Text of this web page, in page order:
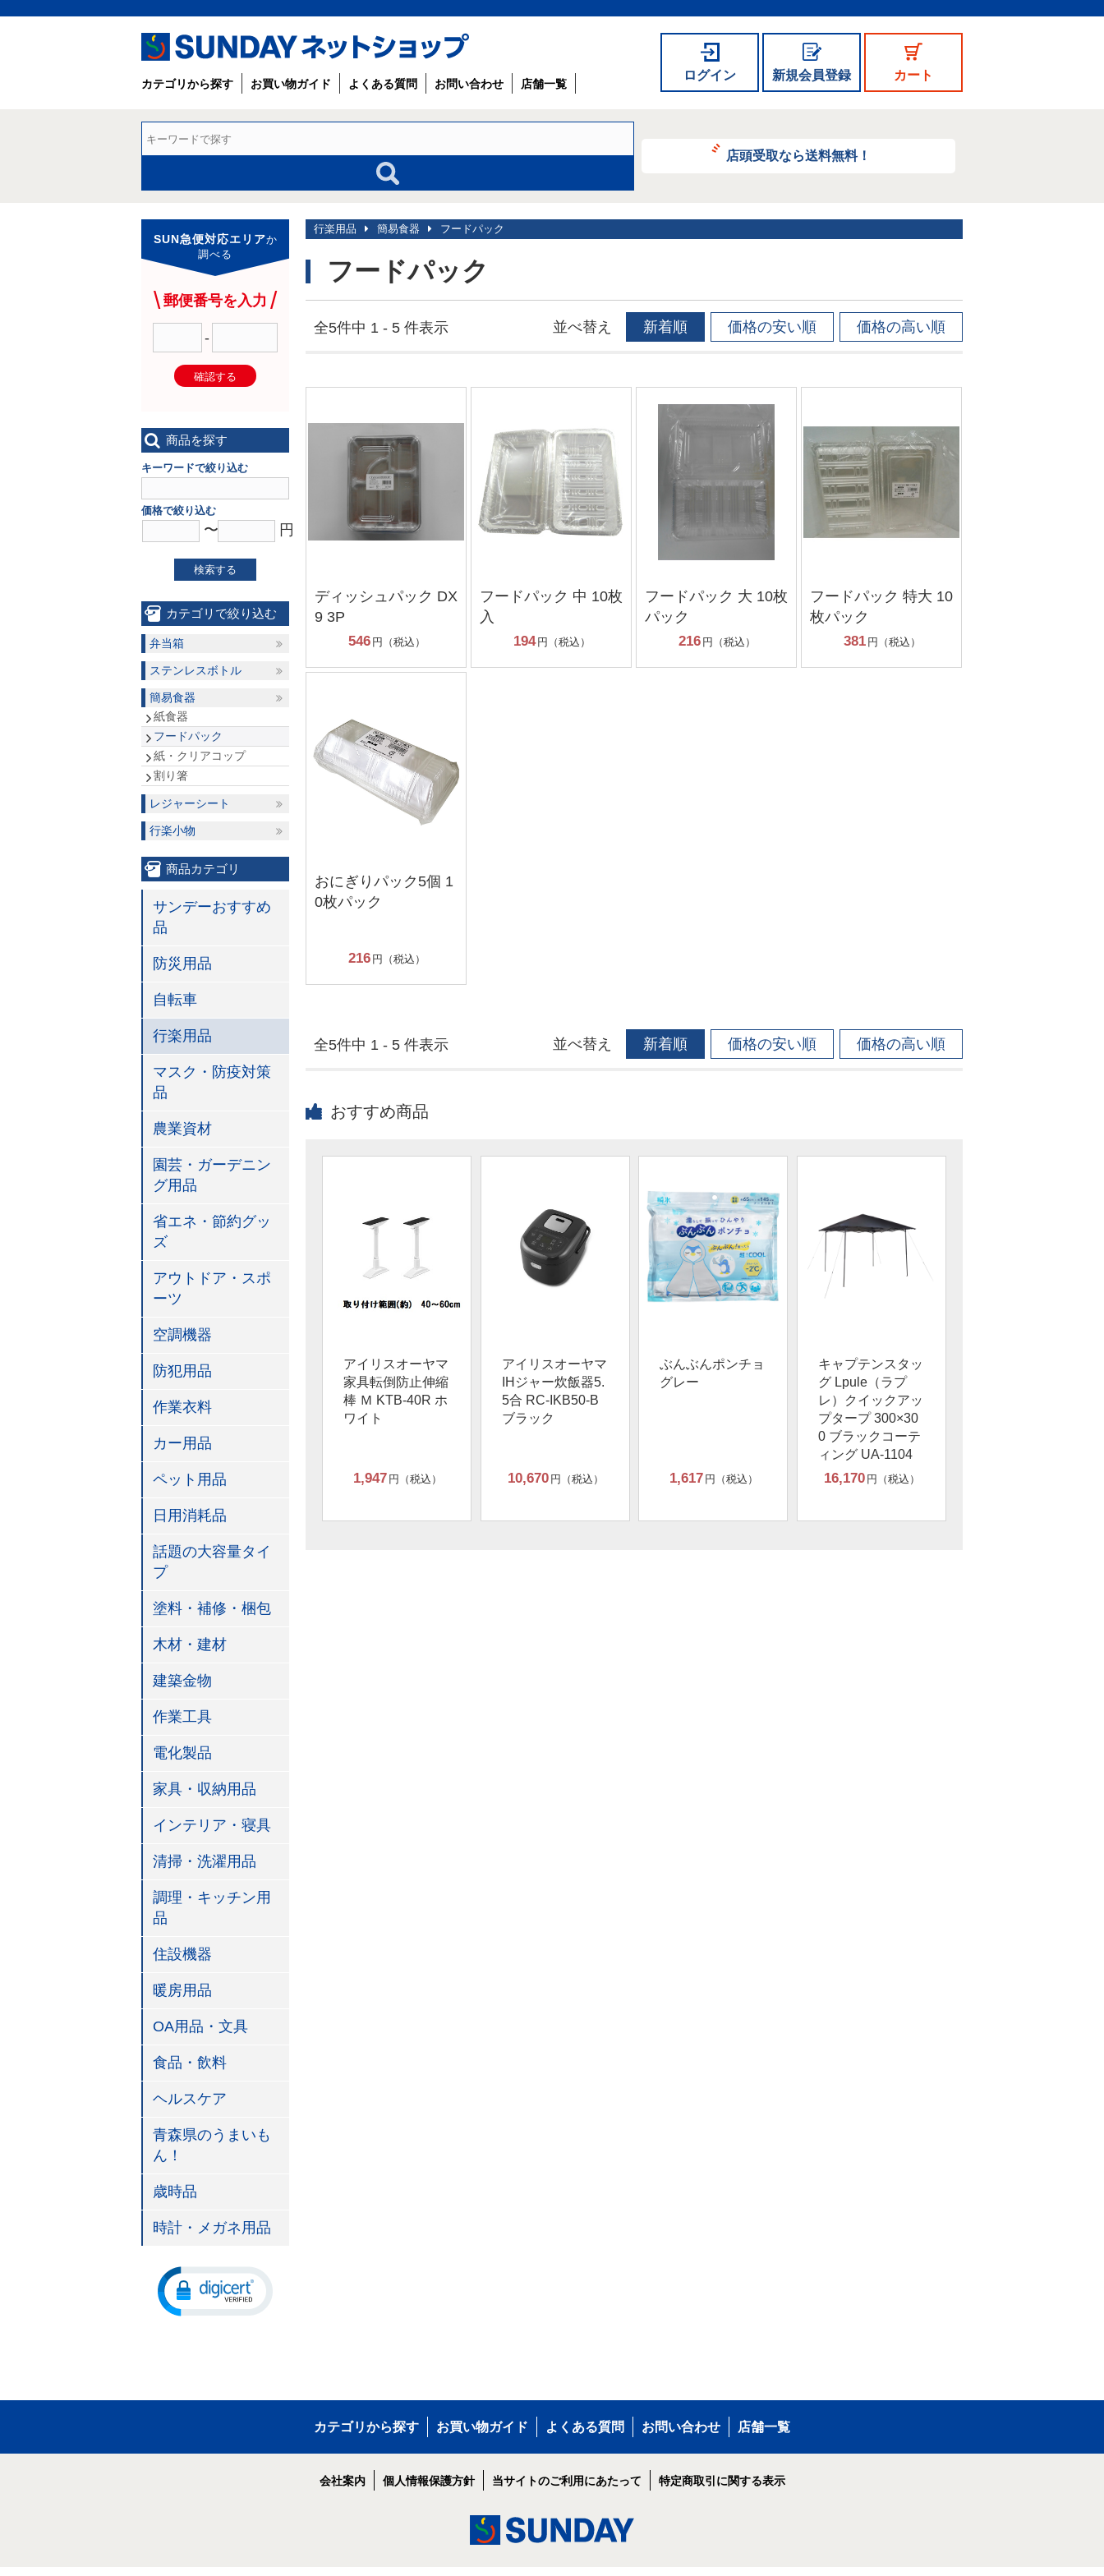
ログイン 新規会員登録 カート
カテゴリから探す お買い物ガイド よくある質問 お問い合わせ 店舗一覧
店頭受取なら送料無料！
行楽用品 簡易食器 フードパック
フードパック
全5件中 1 - 5 件表示 並べ替え 新着順 価格の安い順 価格の高い順
ディッシュパック DX
9 3P
546 円（税込）
フードパック 中 10枚
入
194 円（税込）
フードパック 大 10枚
パック
216 円（税込）
フードパック 特大 10
枚パック
381 円（税込）
おにぎりパック5個 1
0枚パック
216 円（税込）
全5件中 1 - 5 件表示 並べ替え 新着順 価格の安い順 価格の高い順
SUN急便対応エリアか
調べる
郵便番号を入力
-
確認する
商品を探す
キーワードで絞り込む
価格で絞り込む
〜 円
検索する
カテゴリで絞り込む
弁当箱
ステンレスボトル
簡易食器
紙食器
フードパック
紙・クリアコップ
割り箸
レジャーシート
行楽小物
商品カテゴリ
サンデーおすすめ
品
防災用品
自転車
行楽用品
マスク・防疫対策
品
農業資材
園芸・ガーデニン
グ用品
省エネ・節約グッ
ズ
アウトドア・スポ
ーツ
空調機器
防犯用品
作業衣料
カー用品
ペット用品
日用消耗品
話題の大容量タイ
プ
塗料・補修・梱包
木材・建材
建築金物
作業工具
電化製品
家具・収納用品
インテリア・寝具
清掃・洗濯用品
調理・キッチン用
品
住設機器
暖房用品
OA用品・文具
食品・飲料
ヘルスケア
青森県のうまいも
ん！
歳時品
時計・メガネ用品
おすすめ商品
アイリスオーヤマ
家具転倒防止伸縮
棒 Ｍ KTB-40R ホ
ワイト
1,947 円（税込）
アイリスオーヤマ
IHジャー炊飯器5.
5合 RC-IKB50-B
ブラック
10,670 円（税込）
ぶんぶんポンチョ
グレー
1,617 円（税込）
キャプテンスタッ
グ Lpule（ラプ
レ）クイックアッ
プタープ 300×30
0 ブラックコーテ
ィング UA-1104
16,170 円（税込）
カテゴリから探す お買い物ガイド よくある質問 お問い合わせ 店舗一覧
会社案内 個人情報保護方針 当サイトのご利用にあたって 特定商取引に関する表示